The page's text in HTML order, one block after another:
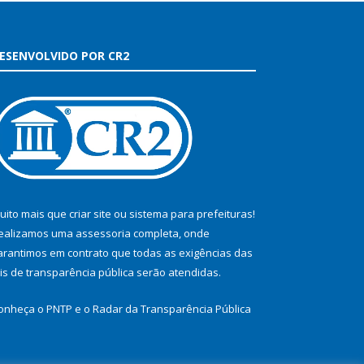
POR CR2
mais que criar site ou sistema para prefeituras!
uma assessoria completa, onde
em contrato que todas as exigências das
de transparência pública serão atendidas.
o PNTP e o Radar da Transparência Pública